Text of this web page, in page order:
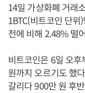
14일 가상화폐 거래
1BTC(비트코인 단
전에 비해 2.48% 떨
비트코인은 6일 오
원까지 오르기도 했
갈리다 900만 원 후